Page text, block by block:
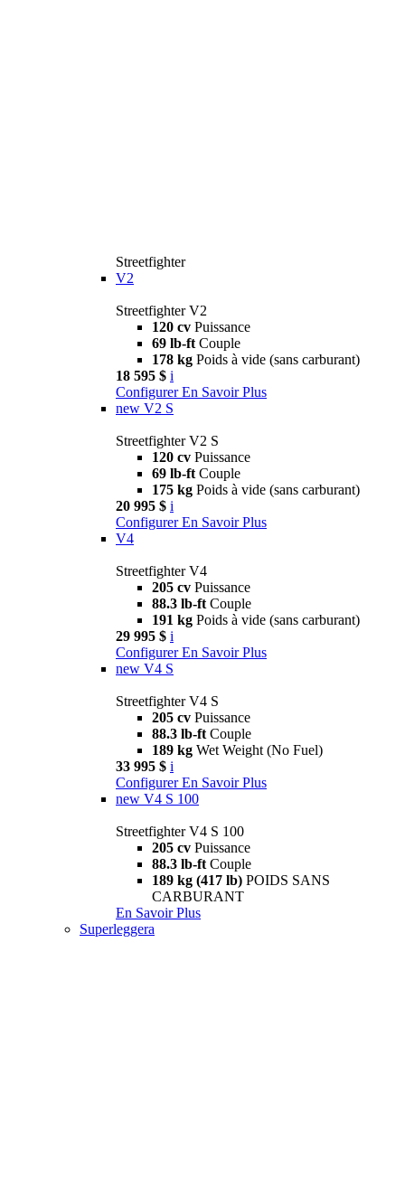
Streetfighter
V2
Streetfighter V2
120 cv Puissance
69 lb-ft Couple
178 kg Poids à vide (sans carburant)
18 595 $ i
Configurer En Savoir Plus
new V2 S
Streetfighter V2 S
120 cv Puissance
69 lb-ft Couple
175 kg Poids à vide (sans carburant)
20 995 $ i
Configurer En Savoir Plus
V4
Streetfighter V4
205 cv Puissance
88.3 lb-ft Couple
191 kg Poids à vide (sans carburant)
29 995 $ i
Configurer En Savoir Plus
new V4 S
Streetfighter V4 S
205 cv Puissance
88.3 lb-ft Couple
189 kg Wet Weight (No Fuel)
33 995 $ i
Configurer En Savoir Plus
new V4 S 100
Streetfighter V4 S 100
205 cv Puissance
88.3 lb-ft Couple
189 kg (417 lb) POIDS SANS
CARBURANT
En Savoir Plus
Superleggera